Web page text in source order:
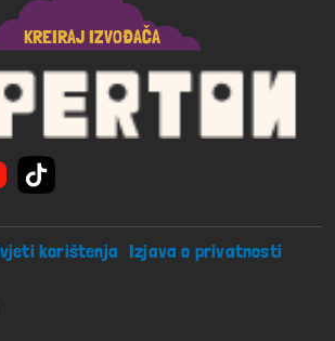
KREIRAJ IZVOĐAČA
korištenja Izjava o privatnosti